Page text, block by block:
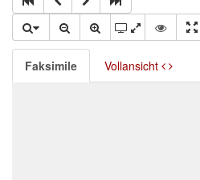
Faksimile Vollansicht